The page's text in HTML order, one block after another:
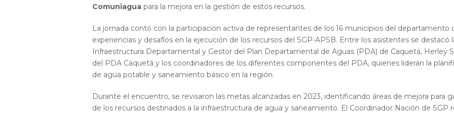
Comuniagua para la mejora en la gestión de estos recursos.
La jornada contó con la participación activa de representantes de los 16 municipios del
experiencias y desafíos en la ejecución de los recursos del SGP-APSB. Entre los asistentes se destacó
Infraestructura Departamental y Gestor del Plan Departamental de Aguas (PDA) de Caquetá, Herley
del PDA Caquetá y los coordinadores de los diferentes componentes del PDA, quienes lideran la
de agua potable y saneamiento básico en la región.
Durante el encuentro, se revisaron las metas alcanzadas en 2023, identificando áreas de mejora para
de los recursos destinados a la infraestructura de agua y saneamiento. El Coordinador Nación de